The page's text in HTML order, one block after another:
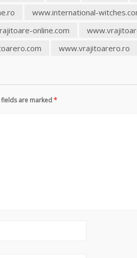
www.international-
online.com
www.vrajitoarero.ro
are marked*